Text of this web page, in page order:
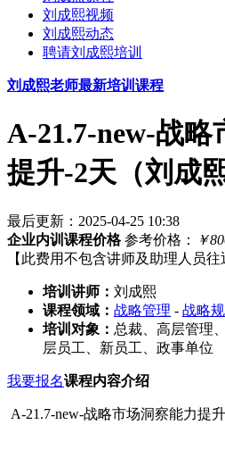
刘成熙视频
刘成熙动态
聘请刘成熙培训
刘成熙老师最新培训课程
A-21.7-new-战略
提升-2天（刘成
最后更新：2025-04-25 10:38
企业内训课程价格 参考价格： ￥
【此费用不包含讲师及助理人员往
培训讲师： 刘成熙
课程领域： 战略管理 - 战略规
培训对象： 总裁、高层管理
层员工、新员工、政事单位
我要报名课程内容介绍
A-21.7-new-战略市场洞察能力提